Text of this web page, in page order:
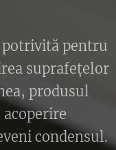
potrivită pentru
suprafețelor
produsul
condensul.